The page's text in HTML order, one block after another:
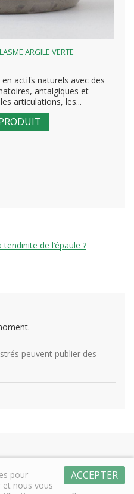
ARGILE VERTE
actifs naturels avec des
antalgiques et
articulations, les...
de l’épaule ?
peuvent publier des
ACCEPTER
pour
et nous vous